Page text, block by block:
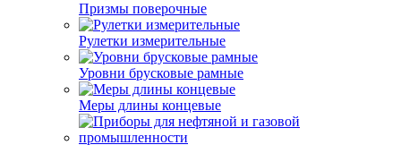
Призмы поверочные
Рулетки измерительные
Уровни брусковые рамные
Меры длины концевые